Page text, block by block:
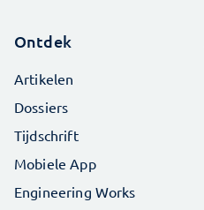
Ontdek
Artikelen
Dossiers
Tijdschrift
Mobiele App
Engineering Works